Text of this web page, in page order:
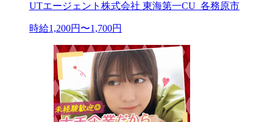
UTエージェント株式会社 東海第一CU_各務原市
時給1,200円〜1,700円